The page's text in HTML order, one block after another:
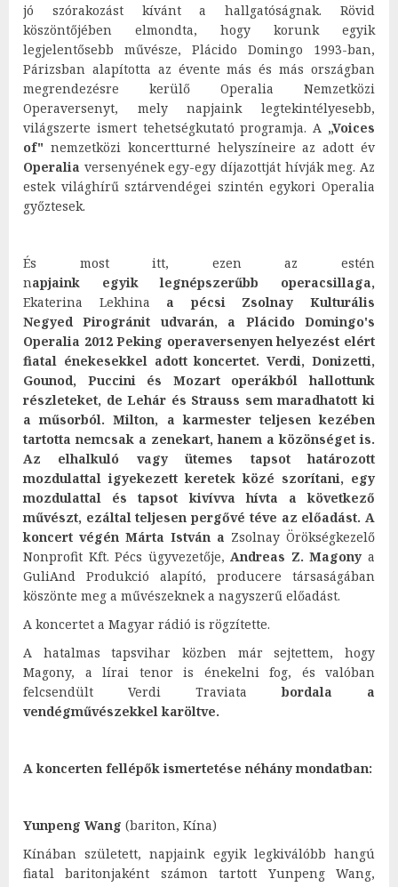
jó szórakozást kívánt a hallgatóságnak. Rövid
köszöntőjében elmondta, hogy korunk egyik
legjelentősebb művésze, Plácido Domingo 1993-ban,
Párizsban alapította az évente más és más országban
megrendezésre kerülő Operalia Nemzetközi
Operaversenyt, mely napjaink legtekintélyesebb,
világszerte ismert tehetségkutató programja. A „Voices
of" nemzetközi koncertturné helyszíneire az adott év
Operalia versenyének egy-egy díjazottját hívják meg. Az
estek világhírű sztárvendégei szintén egykori Operalia
győztesek.
És most itt, ezen az estén
napjaink egyik legnépszerűbb operacsillaga,
Ekaterina Lekhina a pécsi
Zsolnay Kulturális
Negyed
Pirogránit udvarán, a Plácido
Domingo's
Operalia 2012 Peking operaversenyen helyezést elért
fiatal énekesekkel adott koncertet. Verdi, Donizetti,
Gounod, Puccini és Mozart operákból hallottunk
részleteket, de Lehár és Strauss sem maradhatott ki
a műsorból. Milton, a karmester teljesen kezében
tartotta nemcsak a zenekart, hanem a közönséget is.
Az elhalkuló vagy ütemes tapsot határozott
mozdulattal igyekezett keretek közé szorítani, egy
mozdulattal és tapsot kivívva hívta a következő
művészt, ezáltal teljesen pergővé téve az előadást. A
koncert végén Márta István a Zsolnay Örökségkezelő
Nonprofit Kft. Pécs ügyvezetője,Andreas Z. Magony a
GuliAnd Produkció alapító, producere társaságában
köszönte meg a művészeknek a nagyszerű előadást.
A koncertet a Magyar rádió is rögzítette.
A hatalmas tapsvihar közben már sejtettem, hogy
Magony, a lírai tenor is énekelni fog, és valóban
felcsendült Verdi Traviata bordala a
vendégművészekkel karöltve.
A koncerten fellépők ismertetése néhány mondatban:
Yunpeng Wang (bariton, Kína)
Kínában született, napjaink egyik legkiválóbb hangú
fiatal baritonjaként számon tartott Yunpeng Wang,